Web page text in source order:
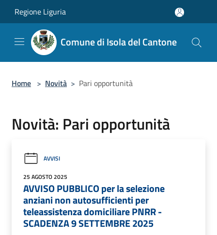
Regione Liguria
Comune di Isola del Cantone
Home > Novità > Pari opportunità
Novità: Pari opportunità
AVVISI
25 AGOSTO 2025
AVVISO PUBBLICO per la selezione
anziani non autosufficienti per
teleassistenza domiciliare PNRR -
SCADENZA 9 SETTEMBRE 2025